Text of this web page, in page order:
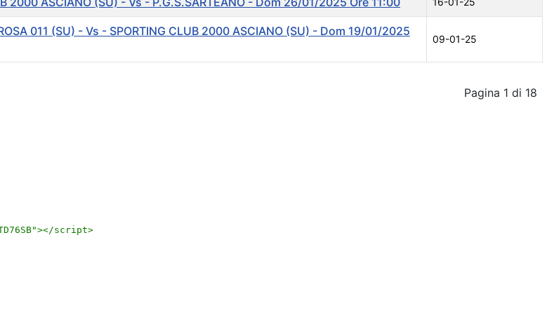
011 (SU) - Vs - SPORTING CLUB 2000 ASCIANO (SU) - Dom 19/01/2025
09-01-25
Pagina 1 di 18
</script>